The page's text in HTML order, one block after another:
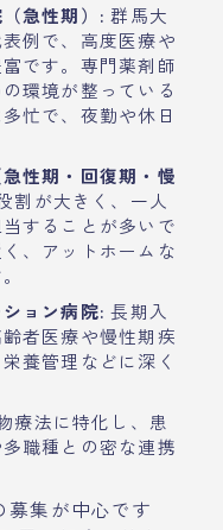
急性期）: 群馬大
例で、高度医療や
です。専門薬剤師
環境が整っている
忙で、夜勤や休日
性期・回復期・慢
割が大きく、一人
することが多いで
、アットホームな
ョン病院: 長期入
者医療や慢性期疾
養管理などに深く
療法に特化し、患
職種との密な連携
募集が中心です